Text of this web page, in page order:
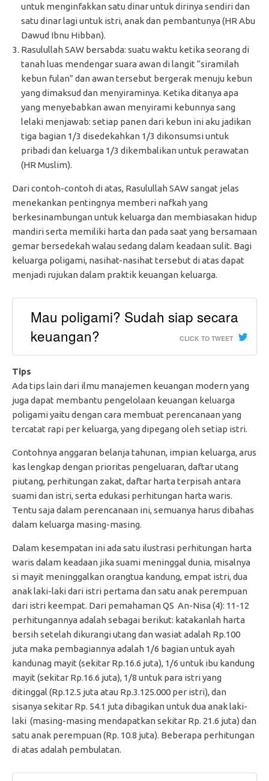
untuk menginfakkan satu dinar untuk dirinya sendiri dan
satu dinar lagi untuk istri, anak dan pembantunya (HR Abu
Dawud Ibnu Hibban).
Rasulullah SAW bersabda: suatu waktu ketika seorang di
tanah luas mendengar suara awan di langit “siramilah
kebun fulan” dan awan tersebut bergerak menuju kebun
yang dimaksud dan menyiraminya. Ketika ditanya apa
yang menyebabkan awan menyirami kebunnya sang
lelaki menjawab: setiap panen dari kebun ini aku jadikan
tiga bagian 1/3 disedekahkan 1/3 dikonsumsi untuk
pribadi dan keluarga 1/3 dikembalikan untuk perawatan
(HR Muslim).
Dari contoh-contoh di atas, Rasulullah SAW sangat jelas
menekankan pentingnya memberi nafkah yang
berkesinambungan untuk keluarga dan membiasakan hidup
mandiri serta memiliki harta dan pada saat yang bersamaan
gemar bersedekah walau sedang dalam keadaan sulit. Bagi
keluarga poligami, nasihat-nasihat tersebut di atas dapat
menjadi rujukan dalam praktik keuangan keluarga.
Mau poligami? Sudah siap secara
keuangan?
CLICK TO TWEET
Tips
Ada tips lain dari ilmu manajemen keuangan modern yang
juga dapat membantu pengelolaan keuangan keluarga
poligami yaitu dengan cara membuat perencanaan yang
tercatat rapi per keluarga, yang dipegang oleh setiap istri.
Contohnya anggaran belanja tahunan, impian keluarga, arus
kas lengkap dengan prioritas pengeluaran, daftar utang
piutang, perhitungan zakat, daftar harta terpisah antara
suami dan istri, serta edukasi perhitungan harta waris.
Tentu saja dalam perencanaan ini, semuanya harus dibahas
dalam keluarga masing-masing.
Dalam kesempatan ini ada satu ilustrasi perhitungan harta
waris dalam keadaan jika suami meninggal dunia, misalnya
si mayit meninggalkan orangtua kandung, empat istri, dua
anak laki-laki dari istri pertama dan satu anak perempuan
dari istri keempat. Dari pemahaman QS An-Nisa (4): 11-12
perhitungannya adalah sebagai berikut: katakanlah harta
bersih setelah dikurangi utang dan wasiat adalah Rp.100
juta maka pembagiannya adalah 1/6 bagian untuk ayah
kandunag mayit (sekitar Rp.16.6 juta), 1/6 untuk ibu kandung
mayit (sekitar Rp.16.6 juta), 1/8 untuk para istri yang
ditinggal (Rp.12.5 juta atau Rp.3.125.000 per istri), dan
sisanya sekitar Rp. 54.1 juta dibagikan untuk dua anak laki-
laki (masing-masing mendapatkan sekitar Rp. 21.6 juta) dan
satu anak perempuan (Rp. 10.8 juta). Beberapa perhitungan
di atas adalah pembulatan.